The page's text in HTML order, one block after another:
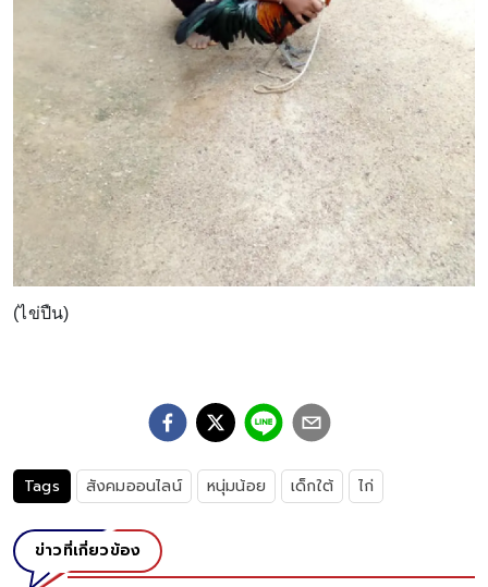
(ไข่ปืน)
Tags สังคมออนไลน์ หนุ่มน้อย เด็กใต้ ไก่
ข่าวที่เกี่ยวข้อง